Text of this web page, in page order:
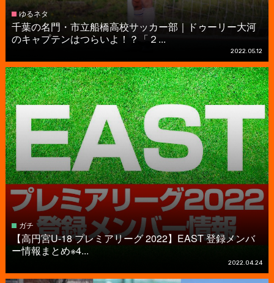
ゆるネタ
千葉の名門・市立船橋高校サッカー部｜ドゥーリー大河
のキャプテンはつらいよ！？「２...
2022.05.12
ガチ
【高円宮U-18 プレミアリーグ 2022】EAST 登録メンバ
ー情報まとめ※4...
2022.04.24